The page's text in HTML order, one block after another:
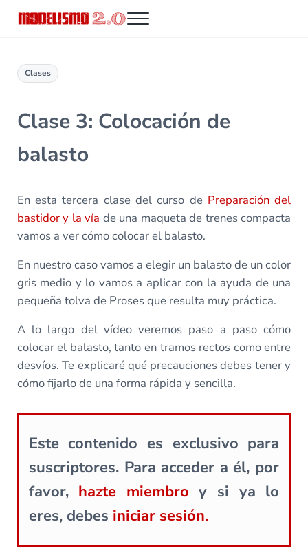
Menu
Clases
Clase 3: Colocación de
balasto
En esta tercera clase del curso de Preparación del
bastidor y la vía de una maqueta de trenes compacta
vamos a ver cómo colocar el balasto.
En nuestro caso vamos a elegir un balasto de un color
gris medio y lo vamos a aplicar con la ayuda de una
pequeña tolva de Proses que resulta muy práctica.
A lo largo del vídeo veremos paso a paso cómo
colocar el balasto, tanto en tramos rectos como entre
desvíos. Te explicaré qué precauciones debes tener y
cómo fijarlo de una forma rápida y sencilla.
Este contenido es exclusivo para
suscriptores. Para acceder a él, por
favor, hazte miembro y si ya lo
eres, debes iniciar sesión.